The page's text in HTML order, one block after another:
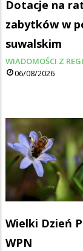
Dotacje na
zabytków w
suwalskim
WIADOMOŚCI Z
06/08/2026
Wielki Dzień
WPN